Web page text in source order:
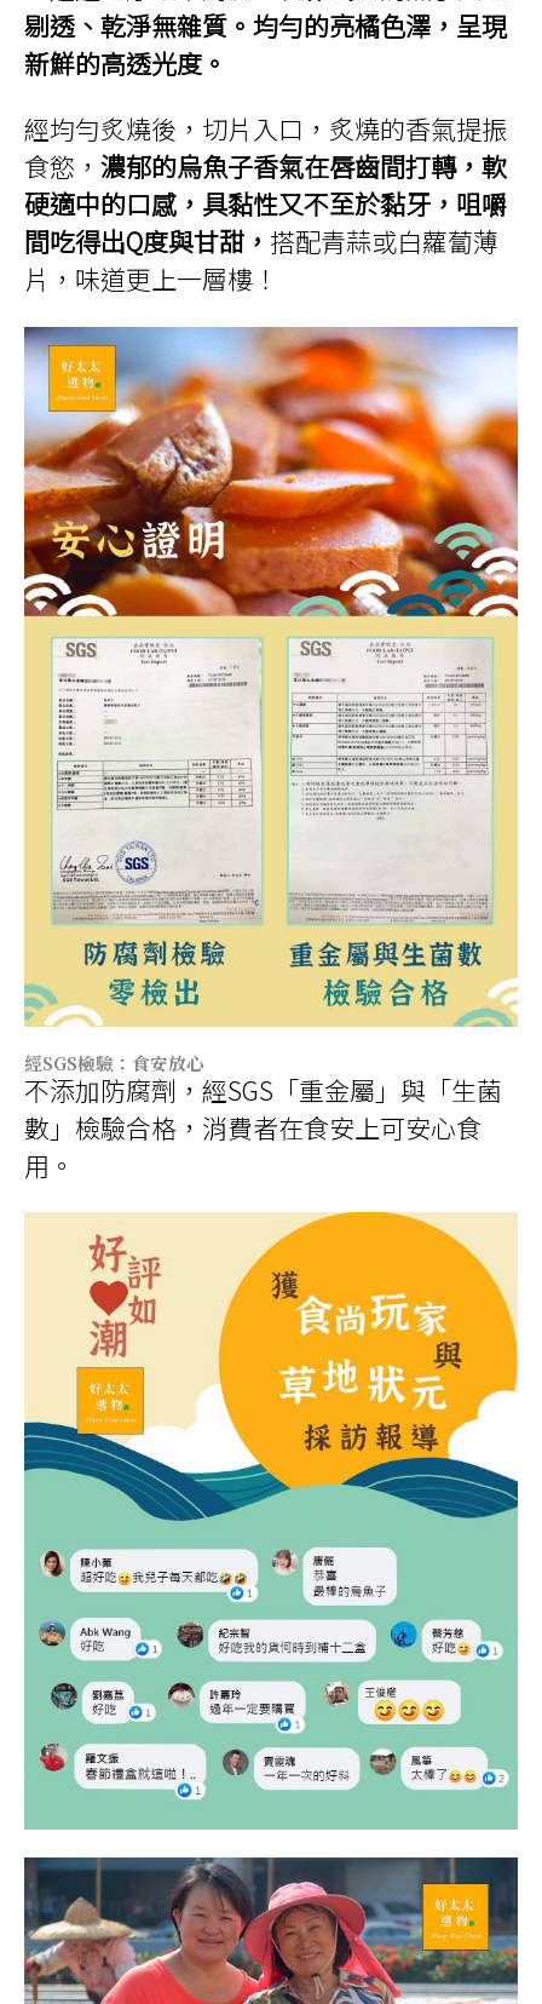
剔透、乾淨無雜質。均勻的亮橘色澤，呈現
新鮮的高透光度。
經均勻炙燒後，切片入口，炙燒的香氣提振
食慾， 濃郁的烏魚子香氣在唇齒間打轉，軟
硬適中的口感，具黏性又不至於黏牙，咀嚼
間吃得出Q度與甘甜， 搭配青蒜或白蘿蔔薄
片，味道更上一層樓！
經SGS檢驗：食安放心
不添加防腐劑，經SGS「重金屬」與「生菌
數」檢驗合格，消費者在食安上可安心食
用。